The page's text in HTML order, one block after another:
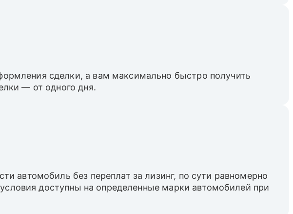
сделки, а вам максимально быстро получить
— от одного дня.
автомобиль без переплат за лизинг, по сути равномерно
доступны на определенные марки автомобилей при